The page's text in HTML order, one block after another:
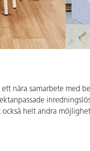
nära samarbete med
helt andra